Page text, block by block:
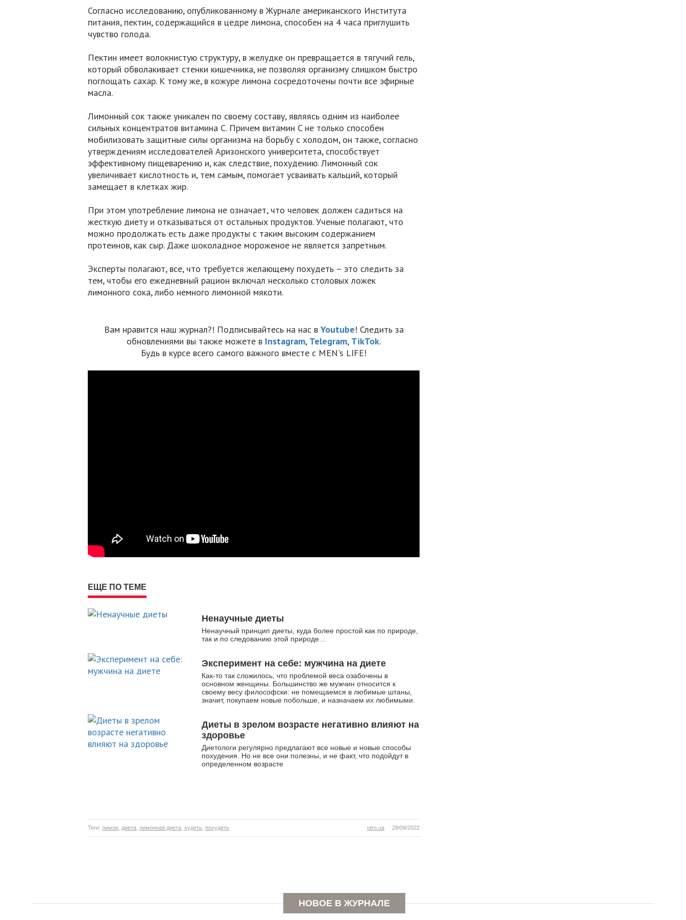
Согласно исследованию, опубликованному в Журнале американского Института
питания, пектин, содержащийся в цедре лимона, способен на 4 часа приглушить
чувство голода.
Пектин имеет волокнистую структуру, в желудке он превращается в тягучий гель,
который обволакивает стенки кишечника, не позволяя организму слишком быстро
поглощать сахар. К тому же, в кожуре лимона сосредоточены почти все эфирные
масла.
Лимонный сок также уникален по своему составу, являясь одним из наиболее
сильных концентратов витамина C. Причем витамин C не только способен
мобилизовать защитные силы организма на борьбу с холодом, он также, согласно
утверждениям исследователей Аризонского университета, способствует
эффективному пищеварению и, как следствие, похудению. Лимонный сок
увеличивает кислотность и, тем самым, помогает усваивать кальций, который
замещает в клетках жир.
При этом употребление лимона не означает, что человек должен садиться на
жесткую диету и отказываться от остальных продуктов. Ученые полагают, что
можно продолжать есть даже продукты с таким высоким содержанием
протеинов, как сыр. Даже шоколадное мороженое не является запретным.
Эксперты полагают, все, что требуется желающему похудеть – это следить за
тем, чтобы его ежедневный рацион включал несколько столовых ложек
лимонного сока, либо немного лимонной мякоти.
Вам нравится наш журнал?! Подписывайтесь на нас в Youtube! Следить за
обновлениями вы также можете в Instagram, Telegram, TikTok.
Будь в курсе всего самого важного вместе с MEN's LIFE!
ЕЩЕ ПО ТЕМЕ
Ненаучные диеты
Ненаучный принцип диеты, куда более простой как по природе,
так и по следованию этой природе...
Эксперимент на себе: мужчина на диете
Как-то так сложилось, что проблемой веса озабочены в
основном женщины. Большинство же мужчин относится к
своему весу философски: не помещаемся в любимые штаны,
значит, покупаем новые побольше, и назначаем их любимыми.
Диеты в зрелом возрасте негативно влияют на
здоровье
Диетологи регулярно предлагают все новые и новые способы
похудения. Но не все они полезны, и не факт, что подойдут в
определенном возрасте
Теги: лимон диета лимонная диета худеть похудеть 28/09/2022
utro.ua
НОВОЕ В ЖУРНАЛЕ